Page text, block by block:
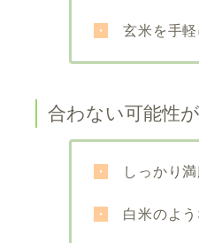
・ 玄米を手軽
合わない可能性
・ しっかり満
・ 白米のよう